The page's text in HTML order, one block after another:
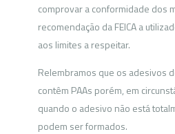
comprovar a conformidade dos
recomendação da FEICA a
aos limites a respeitar.
Relembramos que os adesivos
contêm PAAs porém, em
quando o adesivo não está
podem ser formados.